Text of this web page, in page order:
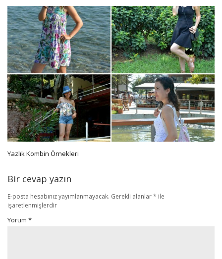
Yazlık Kombin Örnekleri
Bir cevap yazın
E-posta hesabınız yayımlanmayacak. Gerekli alanlar* ile
işaretlenmişlerdir
Yorum *